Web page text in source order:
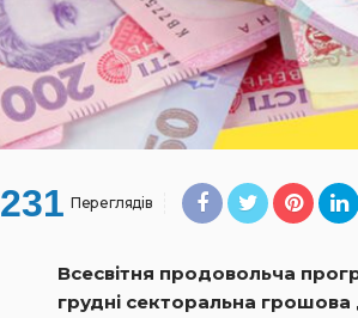
231 Переглядів
Всесвітня продовольча
грудні секторальна